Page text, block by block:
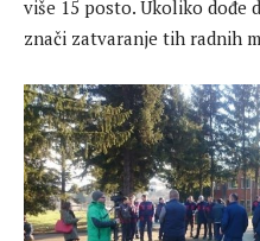
više 15 posto. Ukoliko
znači zatvaranje tih radnih